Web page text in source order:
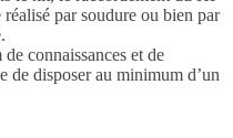
par soudure ou bien par
connaissances et de
de disposer au minimum d’un